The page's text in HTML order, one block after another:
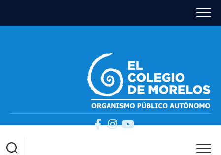
content